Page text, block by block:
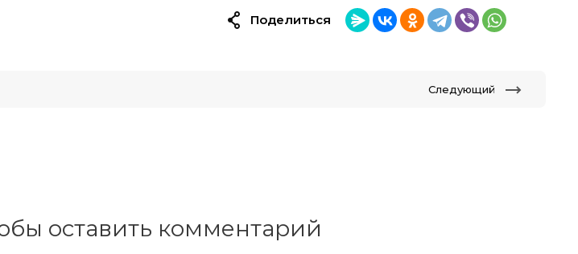
Поделиться
Следующий
оставить комментарий